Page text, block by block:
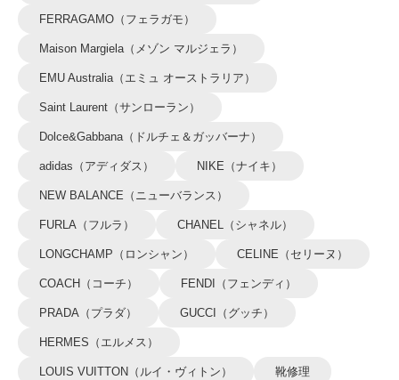
FERRAGAMO（フェラガモ）
Maison Margiela（メゾン マルジェラ）
EMU Australia（エミュ オーストラリア）
Saint Laurent（サンローラン）
Dolce&Gabbana（ドルチェ＆ガッバーナ）
adidas（アディダス） NIKE（ナイキ）
NEW BALANCE（ニューバランス）
FURLA（フルラ） CHANEL（シャネル）
LONGCHAMP（ロンシャン） CELINE（セリーヌ）
COACH（コーチ） FENDI（フェンディ）
PRADA（プラダ） GUCCI（グッチ）
HERMES（エルメス）
LOUIS VUITTON（ルイ・ヴィトン） 靴修理